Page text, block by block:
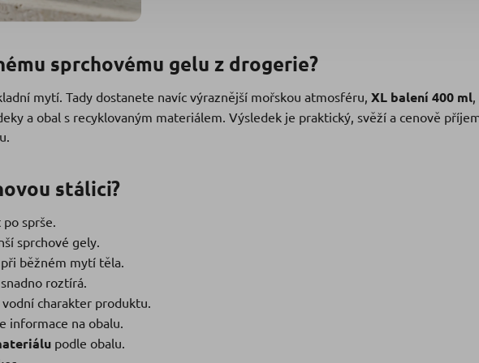
sprchovému gelu z drogerie?
mytí. Tady dostanete navíc výraznější mořskou atmosféru, XL balení 400 ml,
a obal s recyklovaným materiálem. Výsledek je praktický, svěží a cenově
stálici?
sprše.
sprchové gely.
při běžném mytí těla.
roztírá.
charakter produktu.
informace na obalu.
podle obalu.